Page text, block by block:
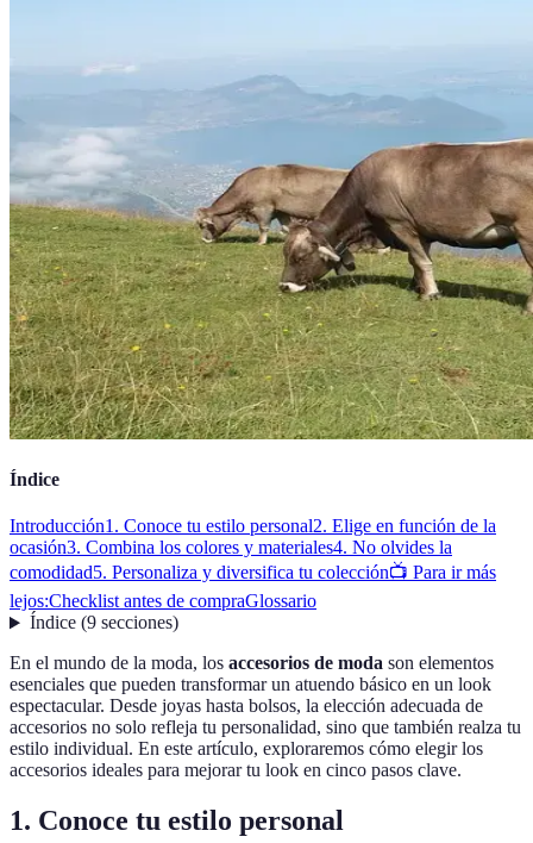
Índice
Introducción1. Conoce tu estilo personal2. Elige en función de la
ocasión3. Combina los colores y materiales4. No olvides la
comodidad5. Personaliza y diversifica tu colección📺 Para ir más
lejos:Checklist antes de compraGlossario
Índice(9 secciones)
En el mundo de la moda, los accesorios de moda son elementos
esenciales que pueden transformar un atuendo básico en un look
espectacular. Desde joyas hasta bolsos, la elección adecuada de
accesorios no solo refleja tu personalidad, sino que también realza tu
estilo individual. En este artículo, exploraremos cómo elegir los
accesorios ideales para mejorar tu look en cinco pasos clave.
1. Conoce tu estilo personal